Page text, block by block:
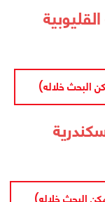
البحث خلاله)
البحث خلاله)